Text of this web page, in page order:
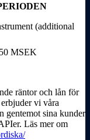
(additional
MSEK
räntor och lån för
vi våra
gentemot sina kunder
Läs mer om